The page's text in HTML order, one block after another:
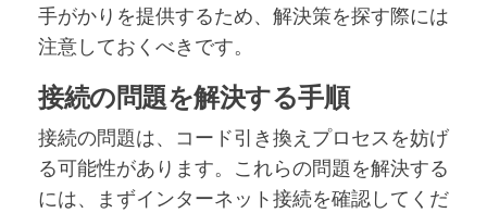
手がかりを提供するため、解決策を探す際には
注意しておくべきです。
接続の問題を解決する手順
接続の問題は、コード引き換えプロセスを妨げ
る可能性があります。これらの問題を解決する
には、まずインターネット接続を確認してくだ